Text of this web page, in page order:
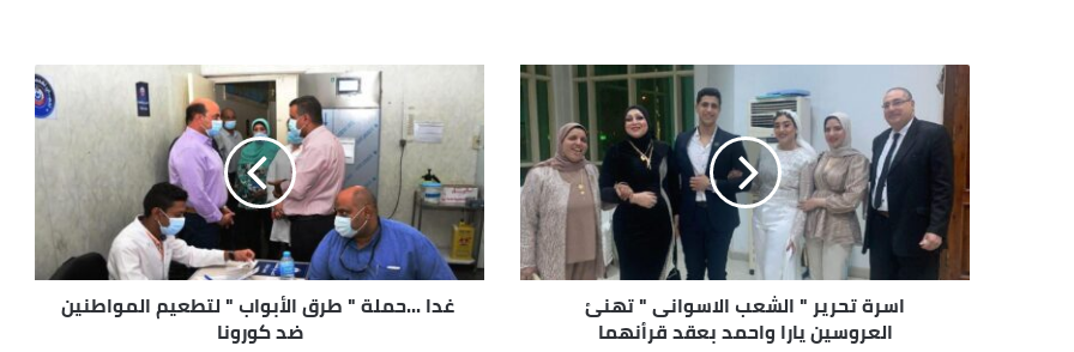
اسرة تحرير " الشعب الاسوانى " تهنئ
العروسين يارا واحمد بعقد قرأنهما
غدا ...حملة " طرق الأبواب " لتطعيم المواطنين
ضد كورونا